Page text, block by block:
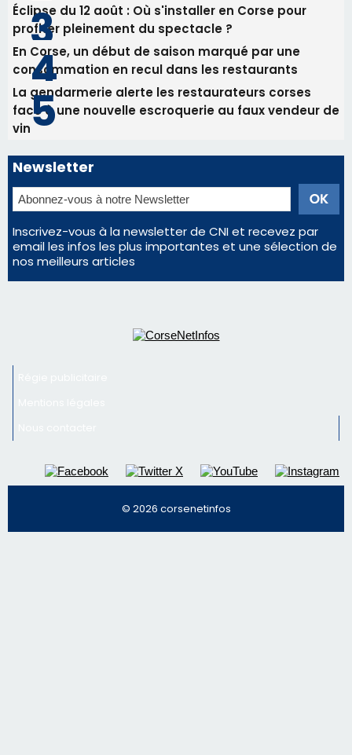
Éclipse du 12 août : Où s'installer en Corse pour
profiter pleinement du spectacle ?
En Corse, un début de saison marqué par une
consommation en recul dans les restaurants
La gendarmerie alerte les restaurateurs corses
face à une nouvelle escroquerie au faux vendeur de
vin
Newsletter
Inscrivez-vous à la newsletter de CNI et recevez par
email les infos les plus importantes et une sélection de
nos meilleurs articles
© 2026 corsenetinfos